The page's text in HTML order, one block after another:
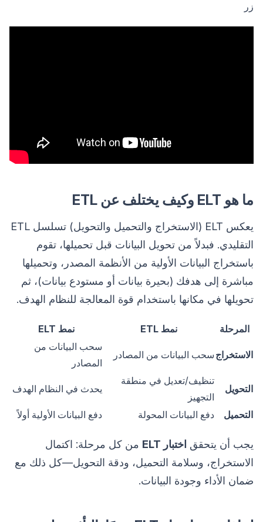
زر
ما هو ELT وكيف يختلف عن ETL
يعكس ELT (الاستخراج والتحميل والتحويل) تسلسل ETL
التقليدي. فبدلاً من تحويل البيانات قبل تحميلها، تقوم
باستخراج البيانات الأولية من الأنظمة المصدر، وتحميلها
مباشرة إلى هدفك (بحيرة بيانات أو مستودع بيانات)، ثم
تحويلها في مكانها باستخدام قوة المعالجة للنظام الهدف.
المرحلة نمط ETL نمط ELT
الاستخراج سحب البيانات من المصادر
سحب البيانات من
المصادر
التحويل
تنظيف/تعديل في منطقة
التجهيز
يحدث في النظام الهدف
التحميل دفع البيانات المحولة دفع البيانات الأولية أولاً
يجب أن يتحقق اختبار ELT
من كل مرحلة: اكتمال
الاستخراج، وسلامة التحميل، ودقة التحويل—كل ذلك مع
ضمان الأداء وجودة البيانات.